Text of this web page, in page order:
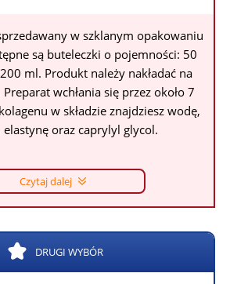
w szklanym opakowaniu
są buteleczki o pojemności: 50
ml. Produkt należy nakładać na
wchłania się przez około 7
w składzie znajdziesz wodę,
oraz caprylyl glycol.
Czytaj dalej
DRUGI WYBÓR